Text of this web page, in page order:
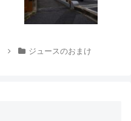
ジュースのおまけ